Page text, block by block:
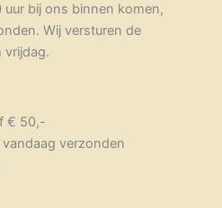
uur bij ons binnen komen,
Wij versturen de
vrijdag.
20,00.
€ 50,-
verzonden